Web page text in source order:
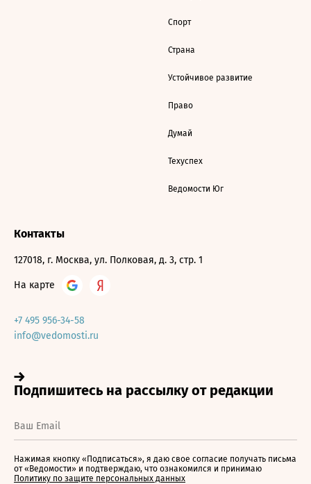
Спорт
Страна
Устойчивое развитие
Право
Думай
Техуспех
Ведомости Юг
Контакты
127018, г. Москва, ул. Полковая, д. 3, стр. 1
На карте
+7 495 956-34-58
info@vedomosti.ru
Нажимая кнопку «Подписаться», я даю свое согласие получать письма
от «Ведомости» и подтверждаю, что ознакомился и принимаю
Политику по защите персональных данных